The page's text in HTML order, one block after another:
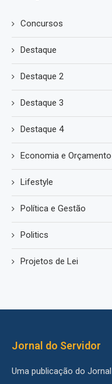
Concursos
Destaque
Destaque 2
Destaque 3
Destaque 4
Economia e Orçamento
Lifestyle
Política e Gestão
Politics
Projetos de Lei
Jornal do Servidor
Uma publicação do